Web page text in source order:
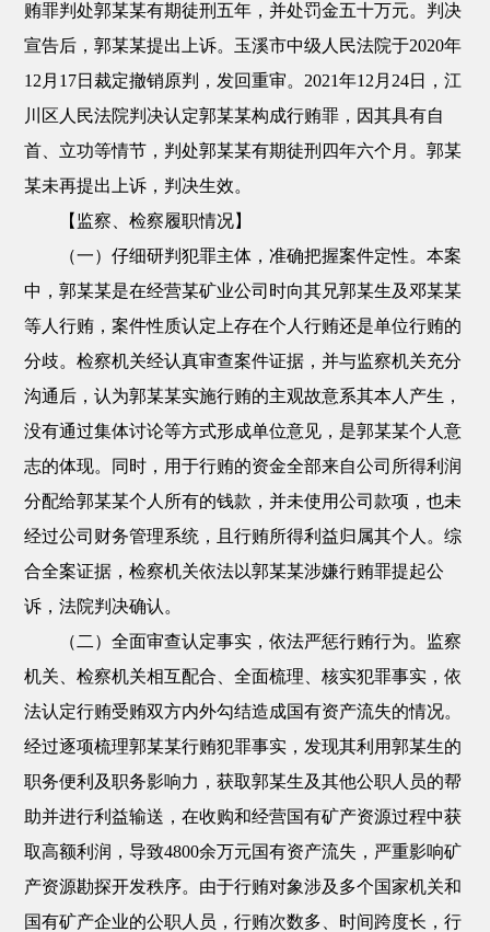
贿罪判处郭某某有期徒刑五年，并处罚金五十万元。判决
宣告后，郭某某提出上诉。玉溪市中级人民法院于2020年
12月17日裁定撤销原判，发回重审。2021年12月24日，江
川区人民法院判决认定郭某某构成行贿罪，因其具有自
首、立功等情节，判处郭某某有期徒刑四年六个月。郭某
某未再提出上诉，判决生效。
【监察、检察履职情况】
（一）仔细研判犯罪主体，准确把握案件定性。本案
中，郭某某是在经营某矿业公司时向其兄郭某生及邓某某
等人行贿，案件性质认定上存在个人行贿还是单位行贿的
分歧。检察机关经认真审查案件证据，并与监察机关充分
沟通后，认为郭某某实施行贿的主观故意系其本人产生，
没有通过集体讨论等方式形成单位意见，是郭某某个人意
志的体现。同时，用于行贿的资金全部来自公司所得利润
分配给郭某某个人所有的钱款，并未使用公司款项，也未
经过公司财务管理系统，且行贿所得利益归属其个人。综
合全案证据，检察机关依法以郭某某涉嫌行贿罪提起公
诉，法院判决确认。
（二）全面审查认定事实，依法严惩行贿行为。监察
机关、检察机关相互配合、全面梳理、核实犯罪事实，依
法认定行贿受贿双方内外勾结造成国有资产流失的情况。
经过逐项梳理郭某某行贿犯罪事实，发现其利用郭某生的
职务便利及职务影响力，获取郭某生及其他公职人员的帮
助并进行利益输送，在收购和经营国有矿产资源过程中获
取高额利润，导致4800余万元国有资产流失，严重影响矿
产资源勘探开发秩序。由于行贿对象涉及多个国家机关和
国有矿产企业的公职人员，行贿次数多、时间跨度长，行